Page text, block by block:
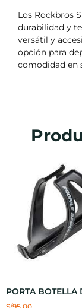
Los Rockbros
durabilidad y
versátil y
opción para
comodidad en
PORTA BOTELLA